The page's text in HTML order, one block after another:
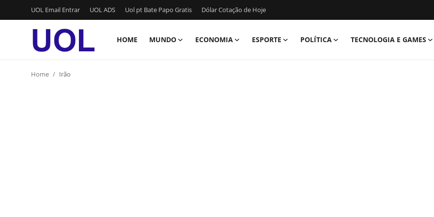
UOL Email Entrar UOL ADS Uol pt Bate Papo Gratis Dólar Cotação de Hoje
HOME MUNDO ECONOMIA ESPORTE POLÍTICA
TECNOLOGIA E GAMES
Login
Home Irão